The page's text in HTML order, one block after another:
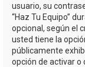
usuario, su
“Haz Tu Equipo”
opcional, según el
usted tiene la
públicamente
opción de activar o